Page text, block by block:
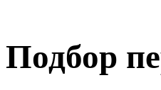
Подбор